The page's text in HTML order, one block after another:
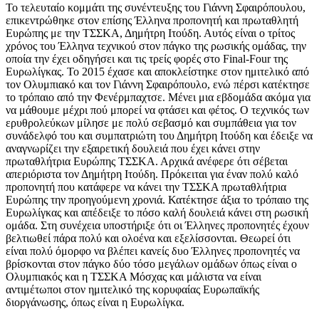
Το τελευταίο κομμάτι της συνέντευξης του Γιάννη Σφαιρόπουλου,
επικεντρώθηκε στον επίσης Έλληνα προπονητή και πρωταθλητή
Ευρώπης με την ΤΣΣΚΑ, Δημήτρη Ιτούδη. Αυτός είναι ο τρίτος
χρόνος του Έλληνα τεχνικού στον πάγκο της ρωσικής ομάδας, την
οποία την έχει οδηγήσει και τις τρείς φορές στο Final-Four της
Ευρωλίγκας. Το 2015 έχασε και αποκλείστηκε στον ημιτελικό από
τον Ολυμπιακό και τον Γιάννη Σφαιρόπουλο, ενώ πέρσι κατέκτησε
το τρόπαιο από την Φενέρμπαχτσε. Μένει μια εβδομάδα ακόμα για
να μάθουμε μέχρι πού μπορεί να φτάσει και φέτος. Ο τεχνικός των
ερυθρολεύκων μίλησε με πολύ σεβασμό και συμπάθεια για τον
συνάδελφό του και συμπατριώτη του Δημήτρη Ιτούδη και έδειξε να
αναγνωρίζει την εξαιρετική δουλειά που έχει κάνει στην
πρωταθλήτρια Ευρώπης ΤΣΣΚΑ. Αρχικά ανέφερε ότι σέβεται
απεριόριστα τον Δημήτρη Ιτούδη. Πρόκειται για έναν πολύ καλό
προπονητή που κατάφερε να κάνει την ΤΣΣΚΑ πρωταθλήτρια
Ευρώπης την προηγούμενη χρονιά. Κατέκτησε άξια το τρόπαιο της
Ευρωλίγκας και απέδειξε το πόσο καλή δουλειά κάνει στη ρωσική
ομάδα. Στη συνέχεια υποστήριξε ότι οι Έλληνες προπονητές έχουν
βελτιωθεί πάρα πολύ και ολοένα και εξελίσσονται. Θεωρεί ότι
είναι πολύ όμορφο να βλέπει κανείς δυο Έλληνες προπονητές να
βρίσκονται στον πάγκο δύο τόσο μεγάλων ομάδων όπως είναι ο
Ολυμπιακός και η ΤΣΣΚΑ Μόσχας και μάλιστα να είναι
αντιμέτωποι στον ημιτελικό της κορυφαίας Ευρωπαϊκής
διοργάνωσης, όπως είναι η Ευρωλίγκα.